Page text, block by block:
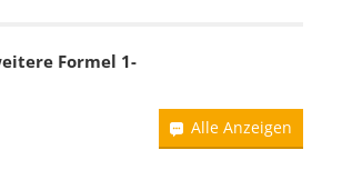
Formel 1-
Alle Anzeigen